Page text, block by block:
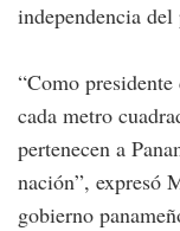
independencia
“Como
cada metro
pertenecen a
nación”, expresó
gobierno